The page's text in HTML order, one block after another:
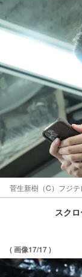
菅生新樹（C）フジテ
スク
( 画像17/17 )